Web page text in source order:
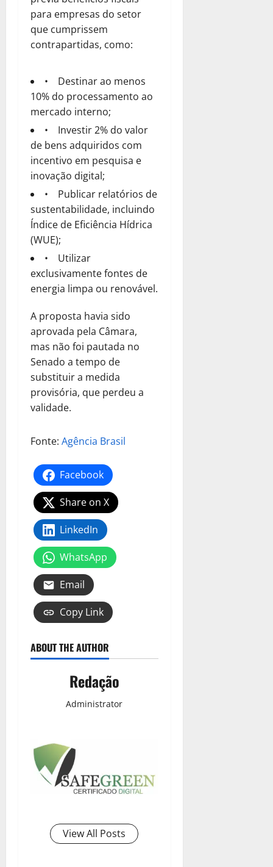
para empresas do setor
que cumprissem
contrapartidas, como:
• Destinar ao menos
10% do processamento ao
mercado interno;
• Investir 2% do valor
de bens adquiridos com
incentivo em pesquisa e
inovação digital;
• Publicar relatórios de
sustentabilidade, incluindo
Índice de Eficiência Hídrica
(WUE);
• Utilizar
exclusivamente fontes de
energia limpa ou renovável.
A proposta havia sido
aprovada pela Câmara,
mas não foi pautada no
Senado a tempo de
substituir a medida
provisória, que perdeu a
validade.
Fonte: Agência Brasil
Facebook
Share on X
LinkedIn
WhatsApp
Email
Copy Link
ABOUT THE AUTHOR
Redação
Administrator
View All Posts